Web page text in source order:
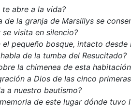
te abre a la vida?
de la granja de Marsillys se
visita en silencio?
el pequeño bosque, intacto desde
de la tumba del Resucitado?
la chimenea de esta
a Dios de las cinco primeras
a nuestro bautismo?
de este lugar dónde tuvo